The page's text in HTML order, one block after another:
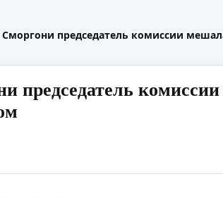
Сморгони председатель комиссии
председатель